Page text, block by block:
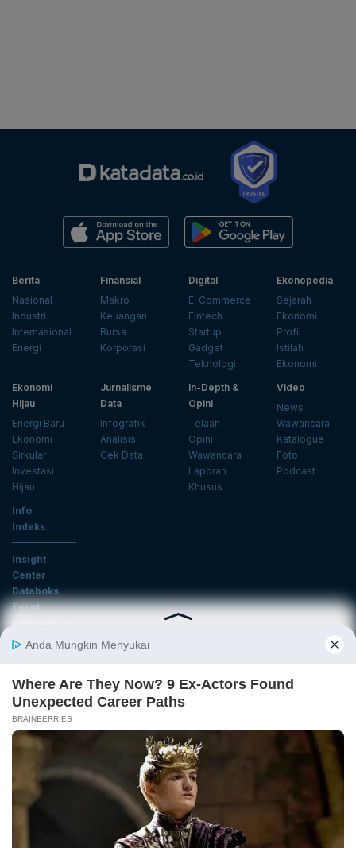
Berita
Nasional
Industri
Internasional
Energi
Finansial
Makro
Keuangan
Bursa
Korporasi
Digital
E-Commerce
Fintech
Startup
Gadget
Teknologi
Ekonopedia
Sejarah
Ekonomi
Profil
Istilah
Ekonomi
Ekonomi
Hijau
Energi Baru
Ekonomi
Sirkular
Investasi
Hijau
Jurnalisme
Data
Infografik
Analisis
Cek Data
In-Depth &
Opini
Telaah
Opini
Wawancara
Laporan
Khusus
Video
News
Wawancara
Katalogue
Foto
Podcast
Info
Indeks
Insight
Center
Databoks
Event
Email
Ikuti Kami
Tentang Katadata Advertising Karier
Pedoman Media Siber
Kebijakan Privasi
Disclaimer
©2026 Katadata. Hak cipta dilindungi Undang-undang.